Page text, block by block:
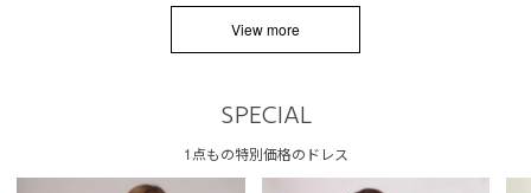
View more
SPECIAL
1点もの特別価格のドレス